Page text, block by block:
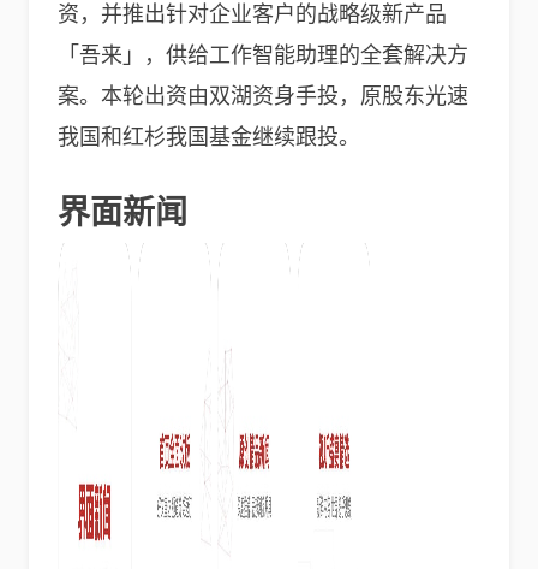
资，并推出针对企业客户的战略级新产品
「吾来」，供给工作智能助理的全套解决方
案。本轮出资由双湖资身手投，原股东光速
我国和红杉我国基金继续跟投。
界面新闻